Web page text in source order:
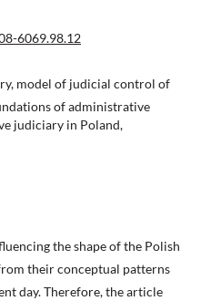
6069.98.12
model of judicial control of
of administrative
judiciary in Poland,
the shape of the Polish
their conceptual patterns
day. Therefore, the article